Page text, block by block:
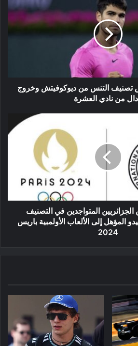
تصنيف التنس من ديوكوفيتش وخروج
من نادي العشرة
المتواجدين في التصنيف
المؤهل إلى الألعاب الأولمبية باريس
2024